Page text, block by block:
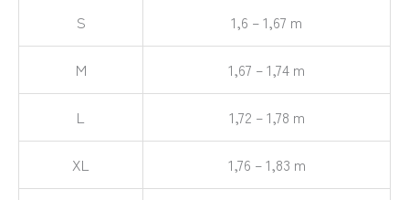
S 1,6 – 1,67 m
M 1,67 – 1,74 m
L 1,72 – 1,78 m
XL 1,76 – 1,83 m